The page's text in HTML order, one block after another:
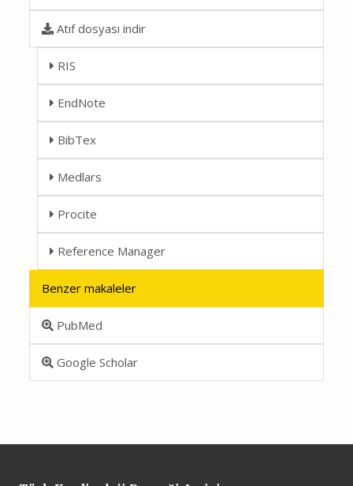
Atıf dosyası indir
RIS
EndNote
BibTex
Medlars
Procite
Reference Manager
Benzer makaleler
PubMed
Google Scholar